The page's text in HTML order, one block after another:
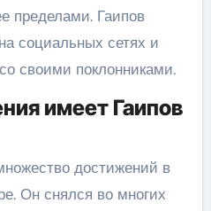
пределами. Гаипов
социальных сетях и
своими поклонниками.
имеет Гаипов
достижений в
Он снялся во многих